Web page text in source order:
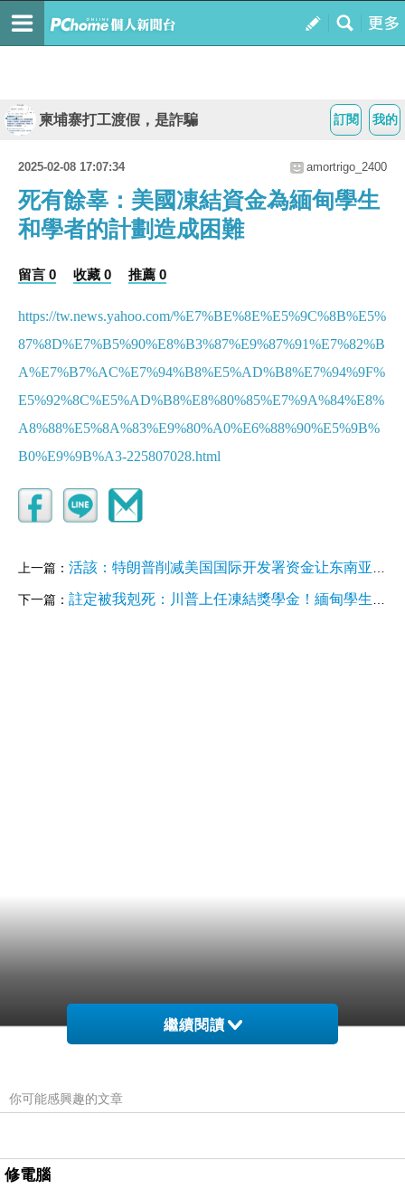
我的
訂閱
柬埔寨打工渡假，是詐騙
2025-02-08 17:07:34 amortrigo_2400
死有餘辜：美國凍結資金為緬甸學生
和學者的計劃造成困難
留言 0 收藏 0 推薦 0
https://tw.news.yahoo.com/%E7%BE%8E%E5%9C%8B%E5%
87%8D%E7%B5%90%E8%B3%87%E9%87%91%E7%82%B
A%E7%B7%AC%E7%94%B8%E5%AD%B8%E7%94%9F%
E5%92%8C%E5%AD%B8%E8%80%85%E7%9A%84%E8%
A8%88%E5%8A%83%E9%80%A0%E6%88%90%E5%9B%
B0%E9%9B%A3-225807028.html
上一篇： 活該：特朗普削减美国国际开发署资金让东南亚人心寒
下一篇： 註定被我剋死：川普上任凍結獎學金！緬甸學生頓失經濟支柱 坦言：沒錢讀不下去
繼續閱讀
你可能感興趣的文章
修電腦